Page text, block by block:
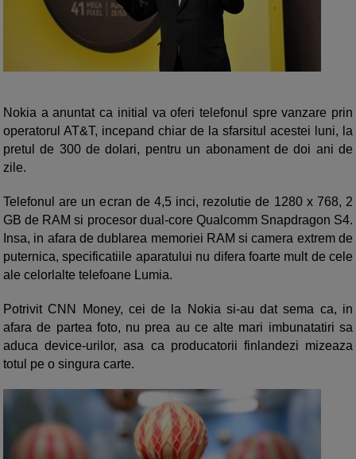
Nokia a anuntat ca initial va oferi telefonul spre vanzare prin
operatorul AT&T, incepand chiar de la sfarsitul acestei luni, la
pretul de 300 de dolari, pentru un abonament de doi ani de
zile.
Telefonul are un ecran de 4,5 inci, rezolutie de 1280 x 768, 2
GB de RAM si procesor dual-core Qualcomm Snapdragon S4.
Insa, in afara de dublarea memoriei RAM si camera extrem de
puternica, specificatiile aparatului nu difera foarte mult de cele
ale celorlalte telefoane Lumia.
Potrivit CNN Money, cei de la Nokia si-au dat sema ca, in
afara de partea foto, nu prea au ce alte mari imbunatatiri sa
aduca device-urilor, asa ca producatorii finlandezi mizeaza
totul pe o singura carte.